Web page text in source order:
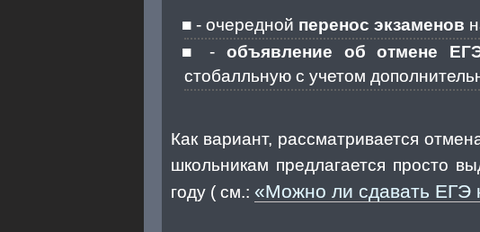
- очередной перенос экзаменов
- объявление об отмене
стобалльную с учетом
Как вариант, рассматривается
школьникам предлагается просто
году ( см.: «Можно ли сдавать ЕГЭ